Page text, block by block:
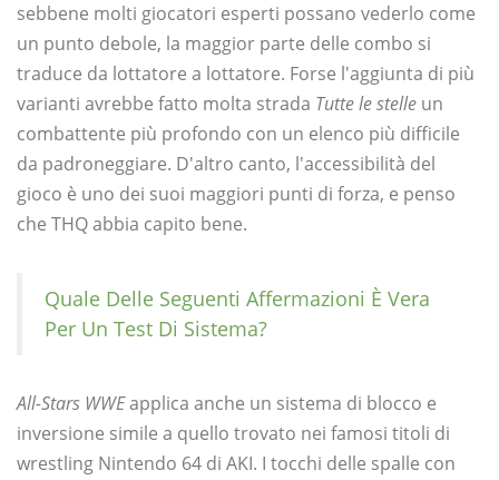
sebbene molti giocatori esperti possano vederlo come
un punto debole, la maggior parte delle combo si
traduce da lottatore a lottatore. Forse l'aggiunta di più
varianti avrebbe fatto molta strada Tutte le stelle un
combattente più profondo con un elenco più difficile
da padroneggiare. D'altro canto, l'accessibilità del
gioco è uno dei suoi maggiori punti di forza, e penso
che THQ abbia capito bene.
Quale Delle Seguenti Affermazioni È Vera
Per Un Test Di Sistema?
All-Stars WWEapplica anche un sistema di blocco e
inversione simile a quello trovato nei famosi titoli di
wrestling Nintendo 64 di AKI. I tocchi delle spalle con